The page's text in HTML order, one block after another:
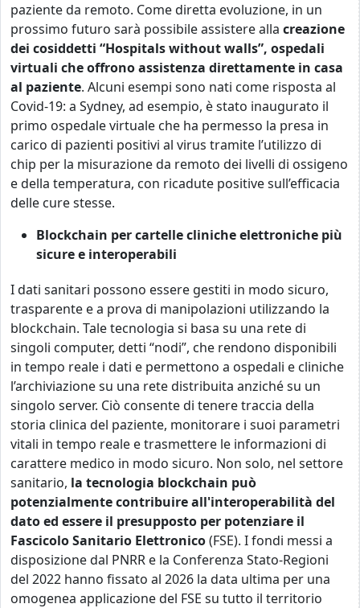
paziente da remoto. Come diretta evoluzione, in un
prossimo futuro sarà possibile assistere alla creazione
dei cosiddetti “Hospitals without walls”, ospedali
virtuali che offrono assistenza direttamente in casa
al paziente. Alcuni esempi sono nati come risposta al
Covid-19: a Sydney, ad esempio, è stato inaugurato il
primo ospedale virtuale che ha permesso la presa in
carico di pazienti positivi al virus tramite l’utilizzo di
chip per la misurazione da remoto dei livelli di ossigeno
e della temperatura, con ricadute positive sull’efficacia
delle cure stesse.
Blockchain per cartelle cliniche elettroniche più
sicure e interoperabili
I dati sanitari possono essere gestiti in modo sicuro,
trasparente e a prova di manipolazioni utilizzando la
blockchain. Tale tecnologia si basa su una rete di
singoli computer, detti “nodi”, che rendono disponibili
in tempo reale i dati e permettono a ospedali e cliniche
l’archiviazione su una rete distribuita anziché su un
singolo server. Ciò consente di tenere traccia della
storia clinica del paziente, monitorare i suoi parametri
vitali in tempo reale e trasmettere le informazioni di
carattere medico in modo sicuro. Non solo, nel settore
sanitario, la tecnologia blockchain può
potenzialmente contribuire all'interoperabilità del
dato ed essere il presupposto per potenziare il
Fascicolo Sanitario Elettronico(FSE). I fondi messi a
disposizione dal PNRR e la Conferenza Stato-Regioni
del 2022 hanno fissato al 2026 la data ultima per una
omogenea applicazione del FSE su tutto il territorio